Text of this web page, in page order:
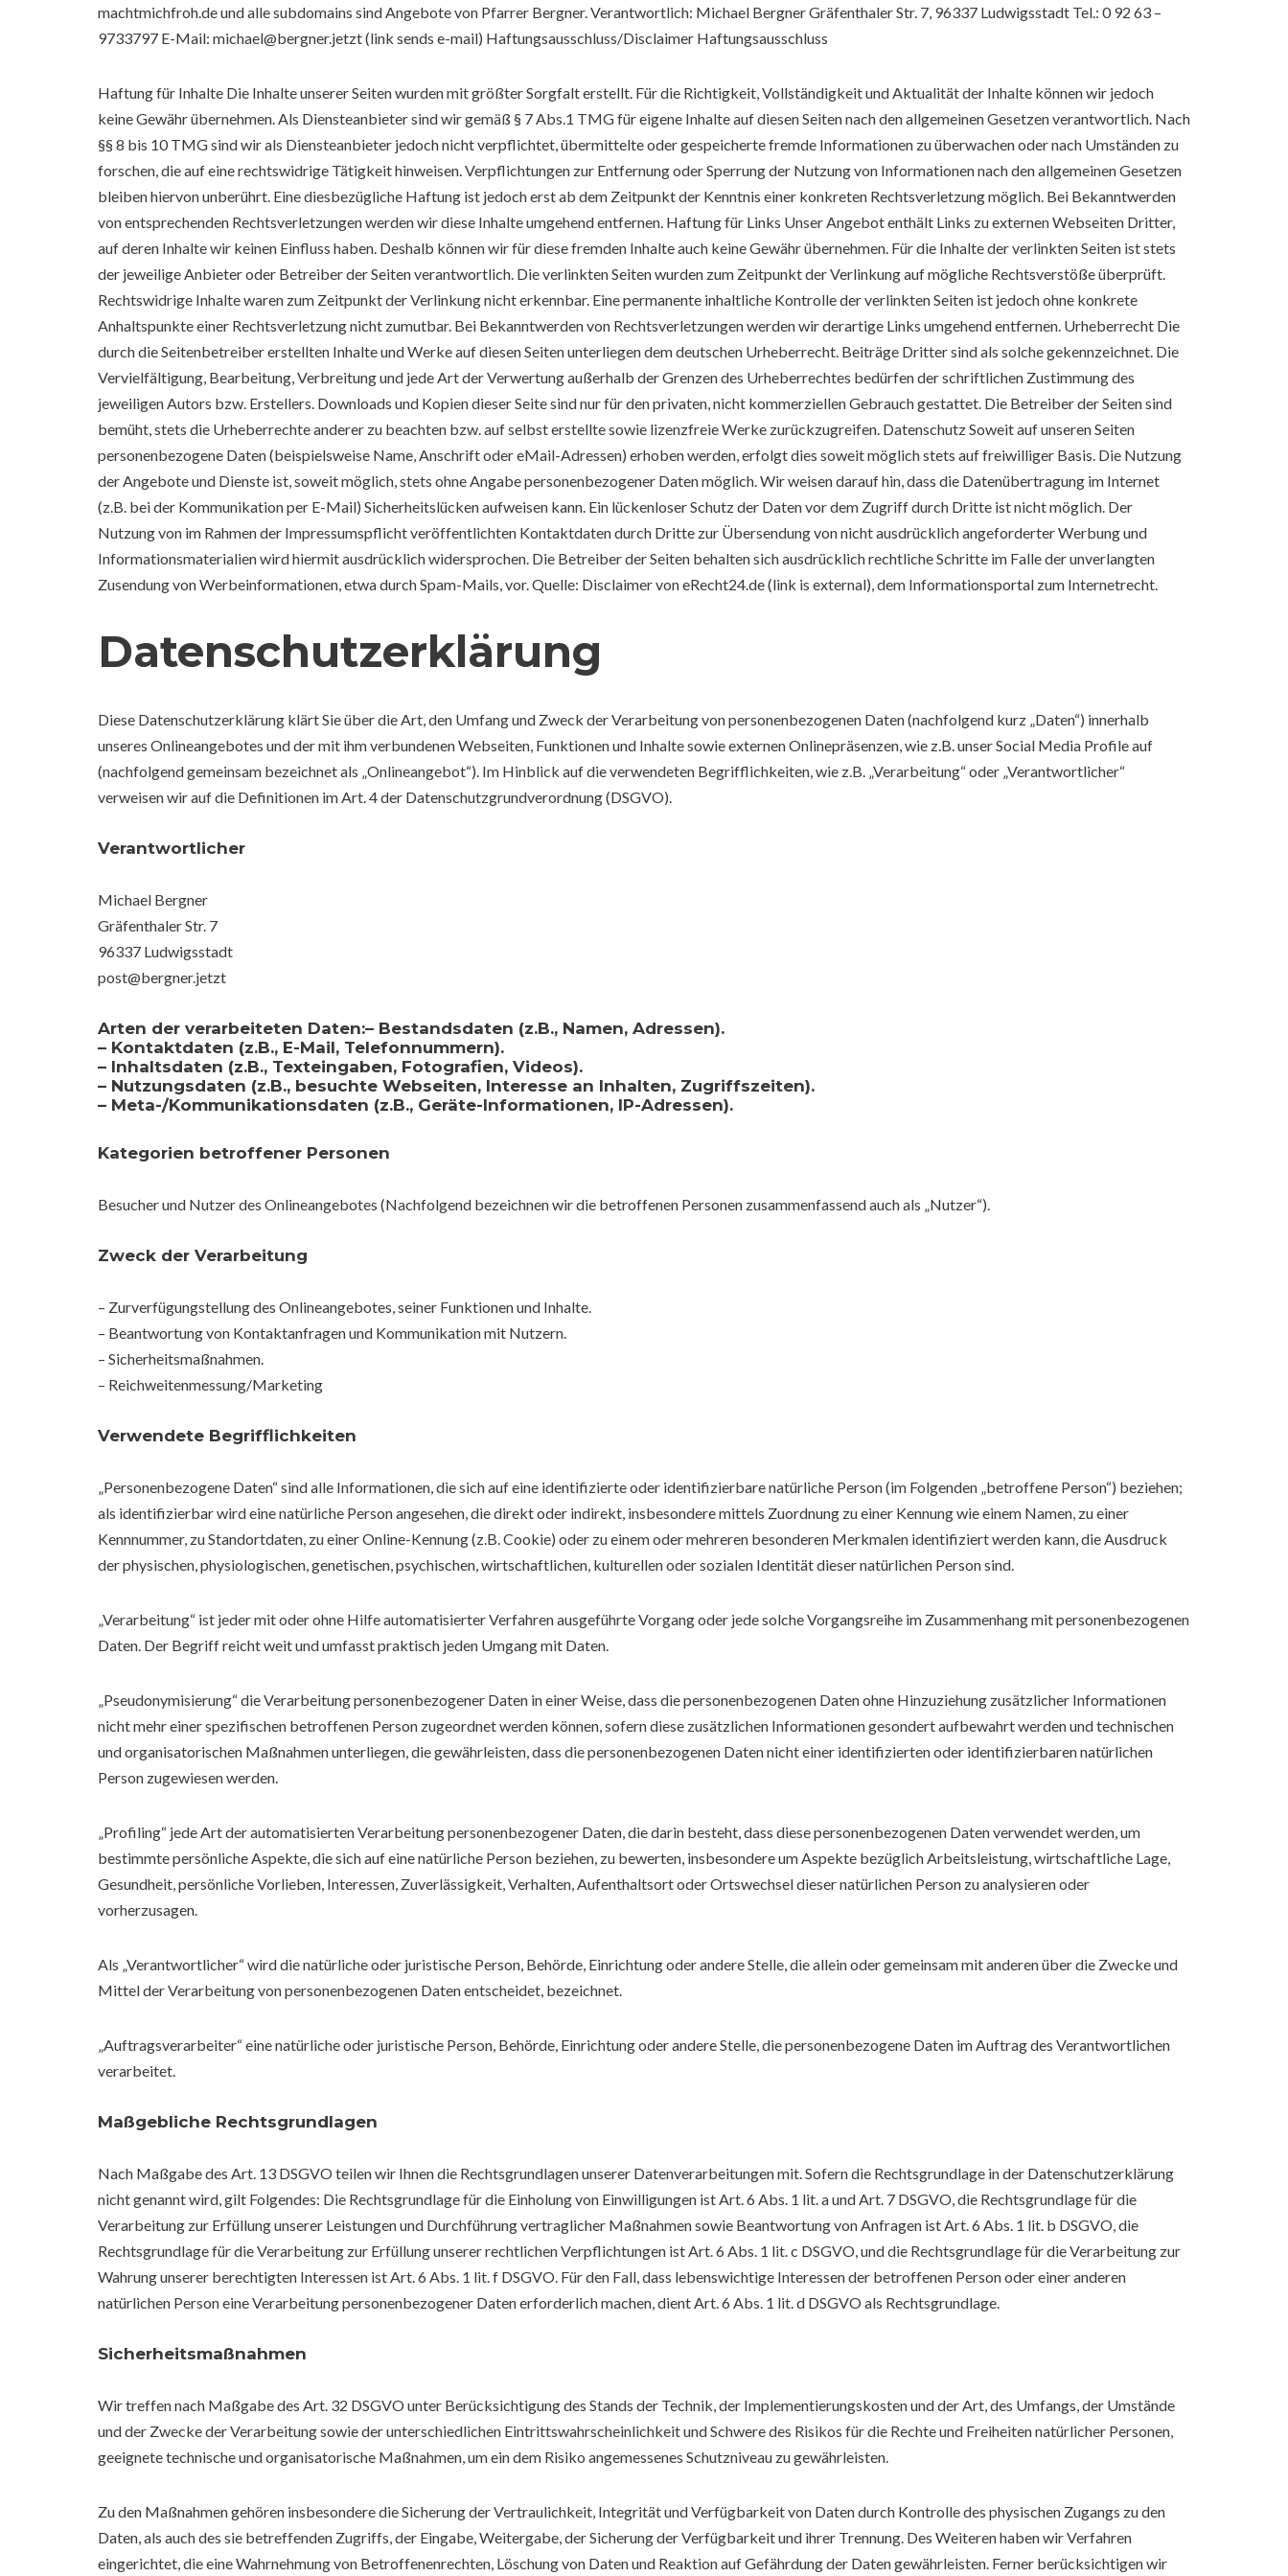
machtmichfroh.de und alle subdomains sind Angebote von Pfarrer Bergner. Verantwortlich: Michael Bergner Gräfenthaler Str. 7, 96337 Ludwigsstadt Tel.: 0 92 63 –
9733797 E-Mail: michael@bergner.jetzt (link sends e-mail) Haftungsausschluss/Disclaimer Haftungsausschluss
Haftung für Inhalte Die Inhalte unserer Seiten wurden mit größter Sorgfalt erstellt. Für die Richtigkeit, Vollständigkeit und Aktualität der Inhalte können wir jedoch
keine Gewähr übernehmen. Als Diensteanbieter sind wir gemäß § 7 Abs.1 TMG für eigene Inhalte auf diesen Seiten nach den allgemeinen Gesetzen verantwortlich. Nach
§§ 8 bis 10 TMG sind wir als Diensteanbieter jedoch nicht verpflichtet, übermittelte oder gespeicherte fremde Informationen zu überwachen oder nach Umständen zu
forschen, die auf eine rechtswidrige Tätigkeit hinweisen. Verpflichtungen zur Entfernung oder Sperrung der Nutzung von Informationen nach den allgemeinen Gesetzen
bleiben hiervon unberührt. Eine diesbezügliche Haftung ist jedoch erst ab dem Zeitpunkt der Kenntnis einer konkreten Rechtsverletzung möglich. Bei Bekanntwerden
von entsprechenden Rechtsverletzungen werden wir diese Inhalte umgehend entfernen. Haftung für Links Unser Angebot enthält Links zu externen Webseiten Dritter,
auf deren Inhalte wir keinen Einfluss haben. Deshalb können wir für diese fremden Inhalte auch keine Gewähr übernehmen. Für die Inhalte der verlinkten Seiten ist stets
der jeweilige Anbieter oder Betreiber der Seiten verantwortlich. Die verlinkten Seiten wurden zum Zeitpunkt der Verlinkung auf mögliche Rechtsverstöße überprüft.
Rechtswidrige Inhalte waren zum Zeitpunkt der Verlinkung nicht erkennbar. Eine permanente inhaltliche Kontrolle der verlinkten Seiten ist jedoch ohne konkrete
Anhaltspunkte einer Rechtsverletzung nicht zumutbar. Bei Bekanntwerden von Rechtsverletzungen werden wir derartige Links umgehend entfernen. Urheberrecht Die
durch die Seitenbetreiber erstellten Inhalte und Werke auf diesen Seiten unterliegen dem deutschen Urheberrecht. Beiträge Dritter sind als solche gekennzeichnet. Die
Vervielfältigung, Bearbeitung, Verbreitung und jede Art der Verwertung außerhalb der Grenzen des Urheberrechtes bedürfen der schriftlichen Zustimmung des
jeweiligen Autors bzw. Erstellers. Downloads und Kopien dieser Seite sind nur für den privaten, nicht kommerziellen Gebrauch gestattet. Die Betreiber der Seiten sind
bemüht, stets die Urheberrechte anderer zu beachten bzw. auf selbst erstellte sowie lizenzfreie Werke zurückzugreifen. Datenschutz Soweit auf unseren Seiten
personenbezogene Daten (beispielsweise Name, Anschrift oder eMail-Adressen) erhoben werden, erfolgt dies soweit möglich stets auf freiwilliger Basis. Die Nutzung
der Angebote und Dienste ist, soweit möglich, stets ohne Angabe personenbezogener Daten möglich. Wir weisen darauf hin, dass die Datenübertragung im Internet
(z.B. bei der Kommunikation per E-Mail) Sicherheitslücken aufweisen kann. Ein lückenloser Schutz der Daten vor dem Zugriff durch Dritte ist nicht möglich. Der
Nutzung von im Rahmen der Impressumspflicht veröffentlichten Kontaktdaten durch Dritte zur Übersendung von nicht ausdrücklich angeforderter Werbung und
Informationsmaterialien wird hiermit ausdrücklich widersprochen. Die Betreiber der Seiten behalten sich ausdrücklich rechtliche Schritte im Falle der unverlangten
Zusendung von Werbeinformationen, etwa durch Spam-Mails, vor. Quelle: Disclaimer von eRecht24.de (link is external), dem Informationsportal zum Internetrecht.
Datenschutzerklärung
Diese Datenschutzerklärung klärt Sie über die Art, den Umfang und Zweck der Verarbeitung von personenbezogenen Daten (nachfolgend kurz „Daten“) innerhalb
unseres Onlineangebotes und der mit ihm verbundenen Webseiten, Funktionen und Inhalte sowie externen Onlinepräsenzen, wie z.B. unser Social Media Profile auf
(nachfolgend gemeinsam bezeichnet als „Onlineangebot“). Im Hinblick auf die verwendeten Begrifflichkeiten, wie z.B. „Verarbeitung“ oder „Verantwortlicher“
verweisen wir auf die Definitionen im Art. 4 der Datenschutzgrundverordnung (DSGVO).
Verantwortlicher
Michael Bergner
Gräfenthaler Str. 7
96337 Ludwigsstadt
post@bergner.jetzt
Arten der verarbeiteten Daten:– Bestandsdaten (z.B., Namen, Adressen).
– Kontaktdaten (z.B., E-Mail, Telefonnummern).
– Inhaltsdaten (z.B., Texteingaben, Fotografien, Videos).
– Nutzungsdaten (z.B., besuchte Webseiten, Interesse an Inhalten, Zugriffszeiten).
– Meta-/Kommunikationsdaten (z.B., Geräte-Informationen, IP-Adressen).
Kategorien betroffener Personen
Besucher und Nutzer des Onlineangebotes (Nachfolgend bezeichnen wir die betroffenen Personen zusammenfassend auch als „Nutzer“).
Zweck der Verarbeitung
– Zurverfügungstellung des Onlineangebotes, seiner Funktionen und Inhalte.
– Beantwortung von Kontaktanfragen und Kommunikation mit Nutzern.
– Sicherheitsmaßnahmen.
– Reichweitenmessung/Marketing
Verwendete Begrifflichkeiten
„Personenbezogene Daten“ sind alle Informationen, die sich auf eine identifizierte oder identifizierbare natürliche Person (im Folgenden „betroffene Person“) beziehen;
als identifizierbar wird eine natürliche Person angesehen, die direkt oder indirekt, insbesondere mittels Zuordnung zu einer Kennung wie einem Namen, zu einer
Kennnummer, zu Standortdaten, zu einer Online-Kennung (z.B. Cookie) oder zu einem oder mehreren besonderen Merkmalen identifiziert werden kann, die Ausdruck
der physischen, physiologischen, genetischen, psychischen, wirtschaftlichen, kulturellen oder sozialen Identität dieser natürlichen Person sind.
„Verarbeitung“ ist jeder mit oder ohne Hilfe automatisierter Verfahren ausgeführte Vorgang oder jede solche Vorgangsreihe im Zusammenhang mit personenbezogenen
Daten. Der Begriff reicht weit und umfasst praktisch jeden Umgang mit Daten.
„Pseudonymisierung“ die Verarbeitung personenbezogener Daten in einer Weise, dass die personenbezogenen Daten ohne Hinzuziehung zusätzlicher Informationen
nicht mehr einer spezifischen betroffenen Person zugeordnet werden können, sofern diese zusätzlichen Informationen gesondert aufbewahrt werden und technischen
und organisatorischen Maßnahmen unterliegen, die gewährleisten, dass die personenbezogenen Daten nicht einer identifizierten oder identifizierbaren natürlichen
Person zugewiesen werden.
„Profiling“ jede Art der automatisierten Verarbeitung personenbezogener Daten, die darin besteht, dass diese personenbezogenen Daten verwendet werden, um
bestimmte persönliche Aspekte, die sich auf eine natürliche Person beziehen, zu bewerten, insbesondere um Aspekte bezüglich Arbeitsleistung, wirtschaftliche Lage,
Gesundheit, persönliche Vorlieben, Interessen, Zuverlässigkeit, Verhalten, Aufenthaltsort oder Ortswechsel dieser natürlichen Person zu analysieren oder
vorherzusagen.
Als „Verantwortlicher“ wird die natürliche oder juristische Person, Behörde, Einrichtung oder andere Stelle, die allein oder gemeinsam mit anderen über die Zwecke und
Mittel der Verarbeitung von personenbezogenen Daten entscheidet, bezeichnet.
„Auftragsverarbeiter“ eine natürliche oder juristische Person, Behörde, Einrichtung oder andere Stelle, die personenbezogene Daten im Auftrag des Verantwortlichen
verarbeitet.
Maßgebliche Rechtsgrundlagen
Nach Maßgabe des Art. 13 DSGVO teilen wir Ihnen die Rechtsgrundlagen unserer Datenverarbeitungen mit. Sofern die Rechtsgrundlage in der Datenschutzerklärung
nicht genannt wird, gilt Folgendes: Die Rechtsgrundlage für die Einholung von Einwilligungen ist Art. 6 Abs. 1 lit. a und Art. 7 DSGVO, die Rechtsgrundlage für die
Verarbeitung zur Erfüllung unserer Leistungen und Durchführung vertraglicher Maßnahmen sowie Beantwortung von Anfragen ist Art. 6 Abs. 1 lit. b DSGVO, die
Rechtsgrundlage für die Verarbeitung zur Erfüllung unserer rechtlichen Verpflichtungen ist Art. 6 Abs. 1 lit. c DSGVO, und die Rechtsgrundlage für die Verarbeitung zur
Wahrung unserer berechtigten Interessen ist Art. 6 Abs. 1 lit. f DSGVO. Für den Fall, dass lebenswichtige Interessen der betroffenen Person oder einer anderen
natürlichen Person eine Verarbeitung personenbezogener Daten erforderlich machen, dient Art. 6 Abs. 1 lit. d DSGVO als Rechtsgrundlage.
Sicherheitsmaßnahmen
Wir treffen nach Maßgabe des Art. 32 DSGVO unter Berücksichtigung des Stands der Technik, der Implementierungskosten und der Art, des Umfangs, der Umstände
und der Zwecke der Verarbeitung sowie der unterschiedlichen Eintrittswahrscheinlichkeit und Schwere des Risikos für die Rechte und Freiheiten natürlicher Personen,
geeignete technische und organisatorische Maßnahmen, um ein dem Risiko angemessenes Schutzniveau zu gewährleisten.
Zu den Maßnahmen gehören insbesondere die Sicherung der Vertraulichkeit, Integrität und Verfügbarkeit von Daten durch Kontrolle des physischen Zugangs zu den
Daten, als auch des sie betreffenden Zugriffs, der Eingabe, Weitergabe, der Sicherung der Verfügbarkeit und ihrer Trennung. Des Weiteren haben wir Verfahren
eingerichtet, die eine Wahrnehmung von Betroffenenrechten, Löschung von Daten und Reaktion auf Gefährdung der Daten gewährleisten. Ferner berücksichtigen wir